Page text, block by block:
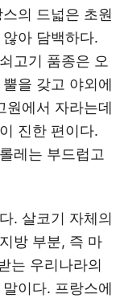
의 드넓은 초원
아 담백하다.
고기 품종은 오
을 갖고 야외에
원에서 자라는데
진한 편이다.
레는 부드럽고
. 살코기 자체의
방 부분, 즉 마
는 우리나라의
이다. 프랑스에